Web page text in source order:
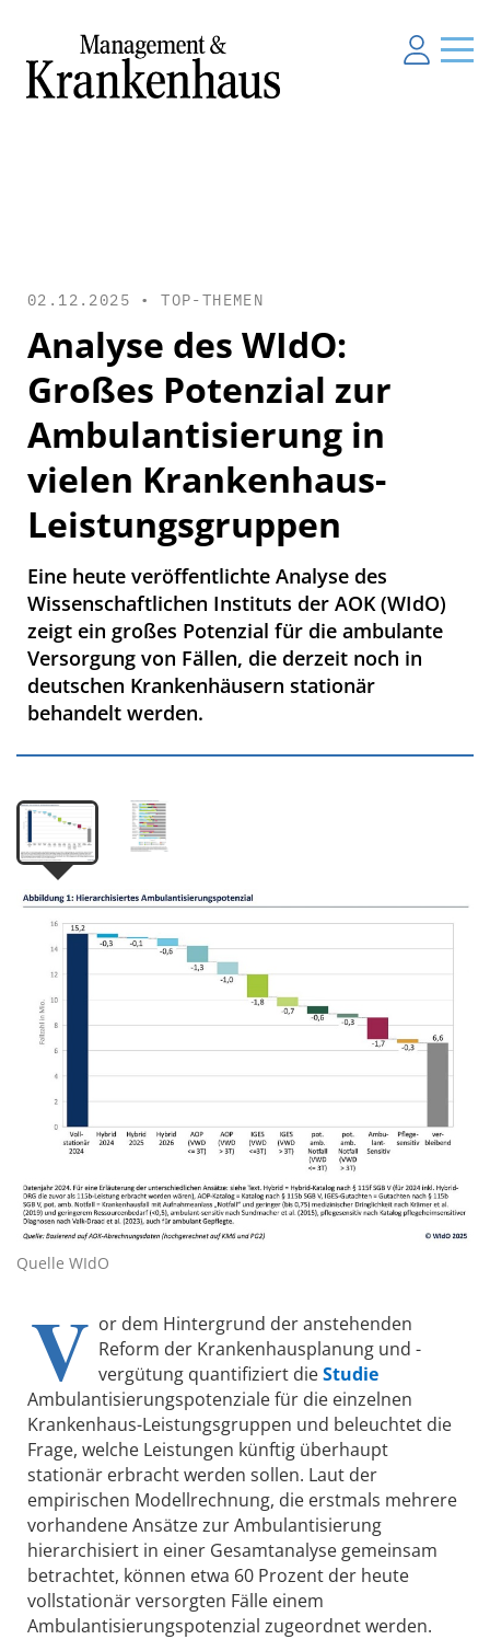
02.12.2025 •TOP-THEMEN
Analyse des WIdO:
Großes Potenzial zur
Ambulantisierung in
vielen Krankenhaus-
Leistungsgruppen
Eine heute veröffentlichte Analyse des
Wissenschaftlichen Instituts der AOK (WIdO)
zeigt ein großes Potenzial für die ambulante
Versorgung von Fällen, die derzeit noch in
deutschen Krankenhäusern stationär
behandelt werden.
Quelle WIdO
V or dem Hintergrund der anstehenden
Reform der Krankenhausplanung und -
vergütung quantifiziert dieStudie
Ambulantisierungspotenziale für die einzelnen
Krankenhaus-Leistungsgruppen und beleuchtet die
Frage, welche Leistungen künftig überhaupt
stationär erbracht werden sollen. Laut der
empirischen Modellrechnung, die erstmals mehrere
vorhandene Ansätze zur Ambulantisierung
hierarchisiert in einer Gesamtanalyse gemeinsam
betrachtet, können etwa 60 Prozent der heute
vollstationär versorgten Fälle einem
Ambulantisierungspotenzial zugeordnet werden.